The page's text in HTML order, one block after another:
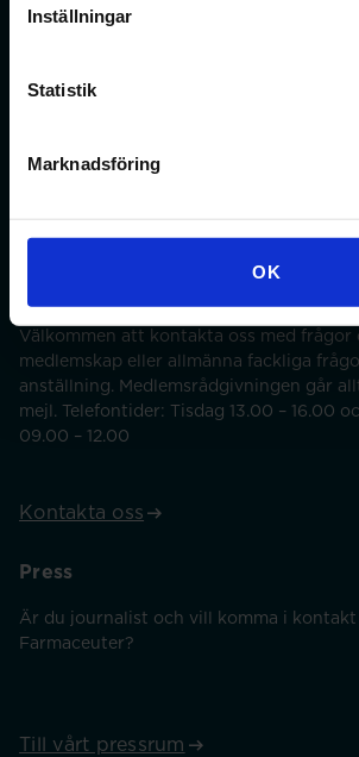
Inställningar
Statistik
Marknadsföring
OK
Min sida
till webbinarier med mera.
Välkommen att kontakta oss med frågor
medlemskap eller allmänna fackliga
anställning. Medlemsrådgivningen går
mejl. Telefontider: Tisdag 13.00 – 16.00
09.00 – 12.00
Kontakta oss
Press
Är du journalist och vill komma i kontakt
Farmaceuter?
Till vårt pressrum